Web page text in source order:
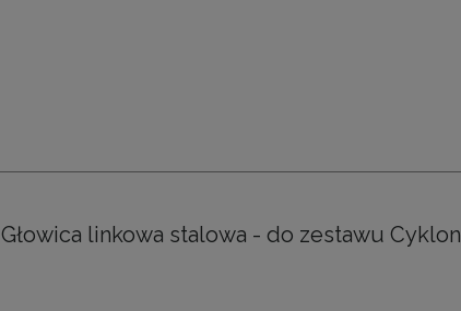
Głowica linkowa stalowa - do zestawu Cyklon